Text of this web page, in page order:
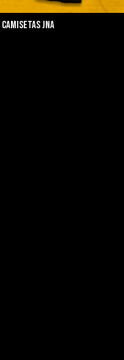
camisetas jna